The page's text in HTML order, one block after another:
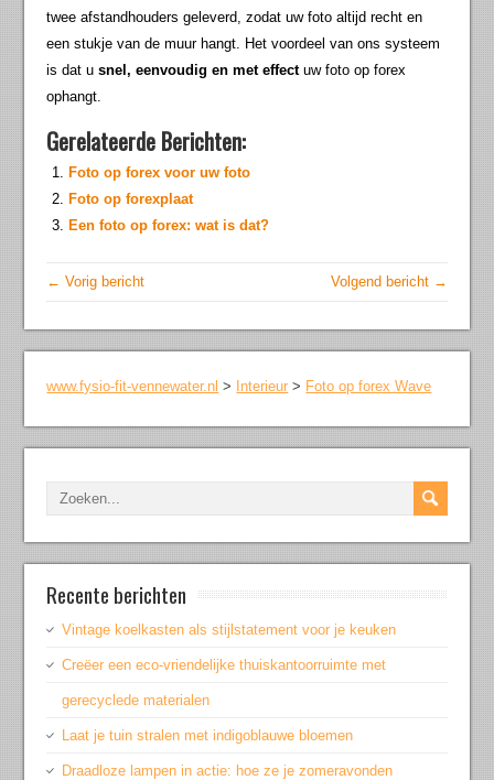
twee afstandhouders geleverd, zodat uw foto altijd recht en
een stukje van de muur hangt. Het voordeel van ons systeem
is dat usnel, eenvoudig en met effectuw foto op forex
ophangt.
Gerelateerde Berichten:
Foto op forex voor uw foto
Foto op forexplaat
Een foto op forex: wat is dat?
← Vorig bericht Volgend bericht →
www.fysio-fit-vennewater.nl > Interieur > Foto op forex Wave
Recente berichten
Vintage koelkasten als stijlstatement voor je keuken
Creëer een eco-vriendelijke thuiskantoorruimte met
gerecyclede materialen
Laat je tuin stralen met indigoblauwe bloemen
Draadloze lampen in actie: hoe ze je zomeravonden